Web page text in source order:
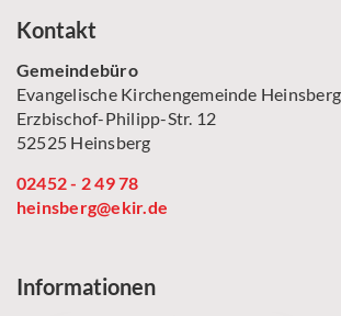
Kontakt
Gemeindebüro
Evangelische Kirchengemeinde Heinsberg
Erzbischof-Philipp-Str. 12
52525 Heinsberg
02452 - 2 49 78
heinsberg@ekir.de
Informationen